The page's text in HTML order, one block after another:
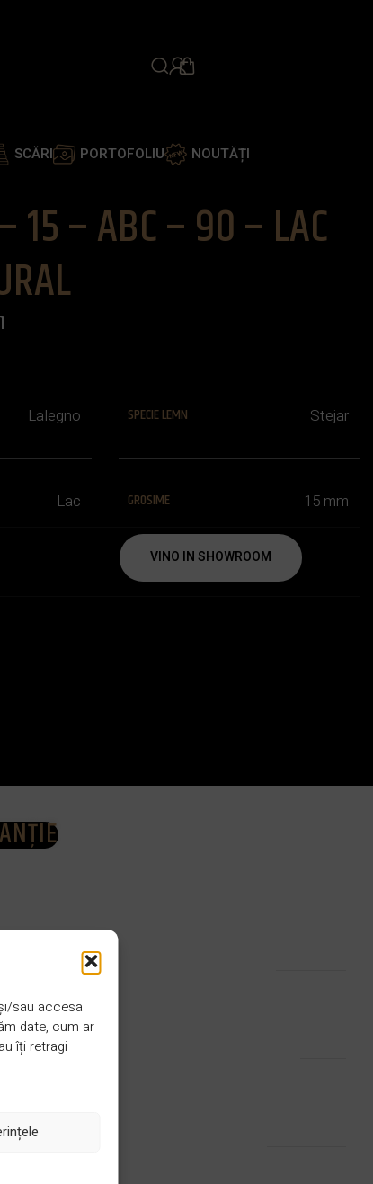
sau accesa
date, cum ar
îți retragi
PROGRAMEAZĂ
SCĂRI PORTOFOLIU NOUTĂȚI
15 – ABC – 90 – LAC
Lalegno SPECIE LEMN Stejar
Lac GROSIME 15 mm
VINO IN SHOWROOM